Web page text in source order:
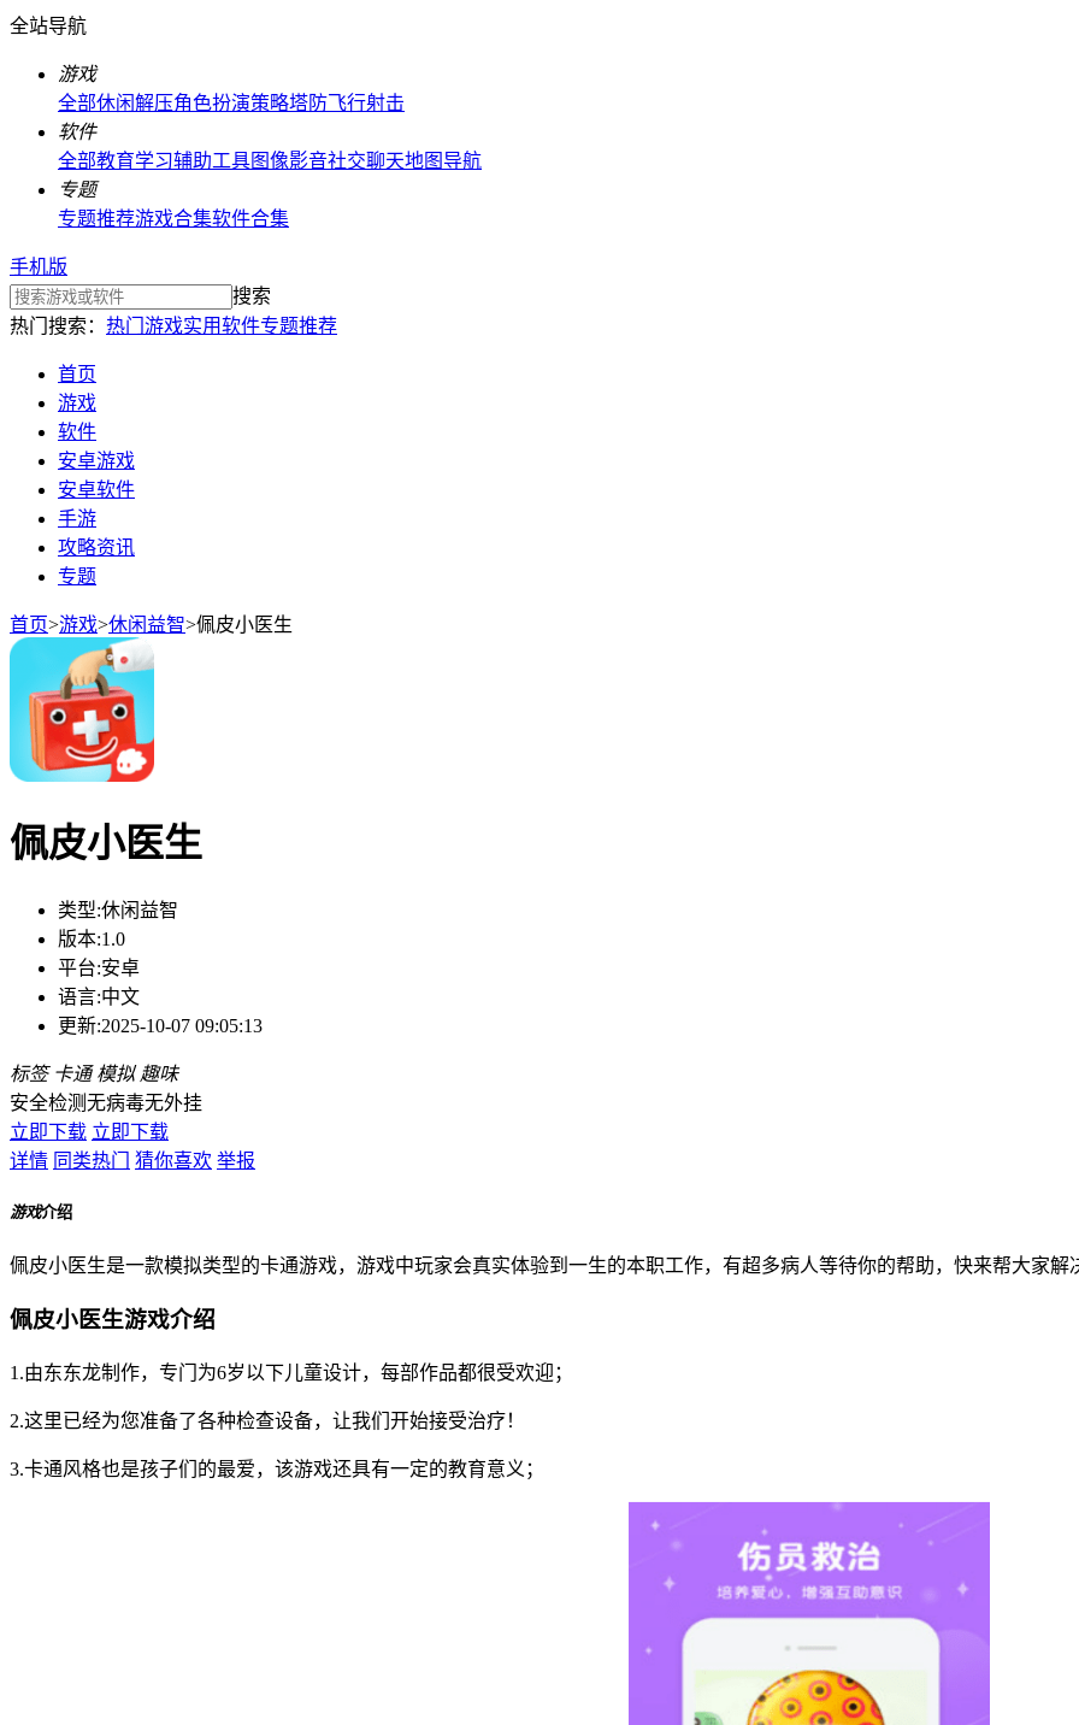
全站导航
游戏
全部休闲解压角色扮演策略塔防飞行射击
软件
全部教育学习辅助工具图像影音社交聊天地图导航
专题
专题推荐游戏合集软件合集
手机版
搜索
热门搜索： 热门游戏实用软件专题推荐
首页
游戏
软件
安卓游戏
安卓软件
手游
攻略资讯
专题
首页>游戏>休闲益智>佩皮小医生
佩皮小医生
类型:休闲益智
版本:1.0
平台:安卓
语言:中文
更新:2025-10-07 09:05:13
标签 卡通 模拟 趣味
安全检测无病毒无外挂
立即下载 立即下载
详情 同类热门 猜你喜欢 举报
游戏介绍
佩皮小医生是一款模拟类型的卡通游戏，游戏中玩家会真实体验到一生的本职工作，有超多病人等待你的帮助，快来帮大家解
佩皮小医生游戏介绍
1.由东东龙制作，专门为6岁以下儿童设计，每部作品都很受欢迎；
2.这里已经为您准备了各种检查设备，让我们开始接受治疗！
3.卡通风格也是孩子们的最爱，该游戏还具有一定的教育意义；